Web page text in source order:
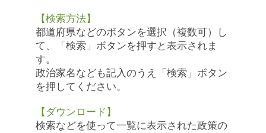
【検索方法】
都道府県などのボタンを選択（複数可）し
て、「検索」ボタンを押すと表示されま
す。
政治家名なども記入のうえ「検索」ボタン
を押してください。
【ダウンロード】
検索などを使って一覧に表示された政策の